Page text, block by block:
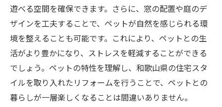
遊べる空間を確保できます。さらに、窓の配置や庭のデ
ザインを工夫することで、ペットが自然を感じられる環
境を整えることも可能です。これにより、ペットとの生
活がより豊かになり、ストレスを軽減することができる
でしょう。ペットの特性を理解し、和歌山県の住宅スタ
イルを取り入れたリフォームを行うことで、ペットとの
暮らしが一層楽しくなることは間違いありません。